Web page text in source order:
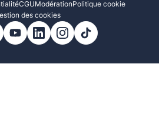
CGUModérationPolitique cookie
des cookies